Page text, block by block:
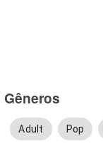
Gêneros
Adult Pop